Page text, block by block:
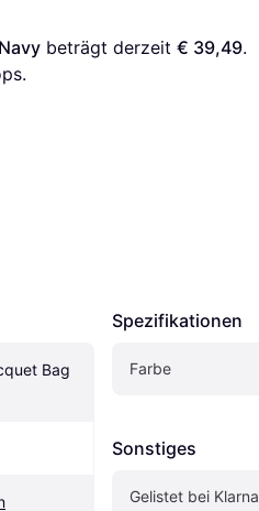
beträgt derzeit € 39,49.
Bag
Spezifikationen
Farbe
Sonstiges
Gelistet bei Klarna